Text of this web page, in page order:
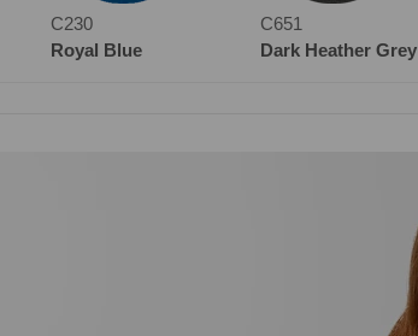
C230
Royal Blue
C651
Dark Heather Grey